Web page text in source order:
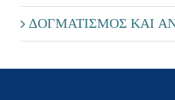
ΔΟΓΜΑΤΙΣΜΟΣ ΚΑΙ